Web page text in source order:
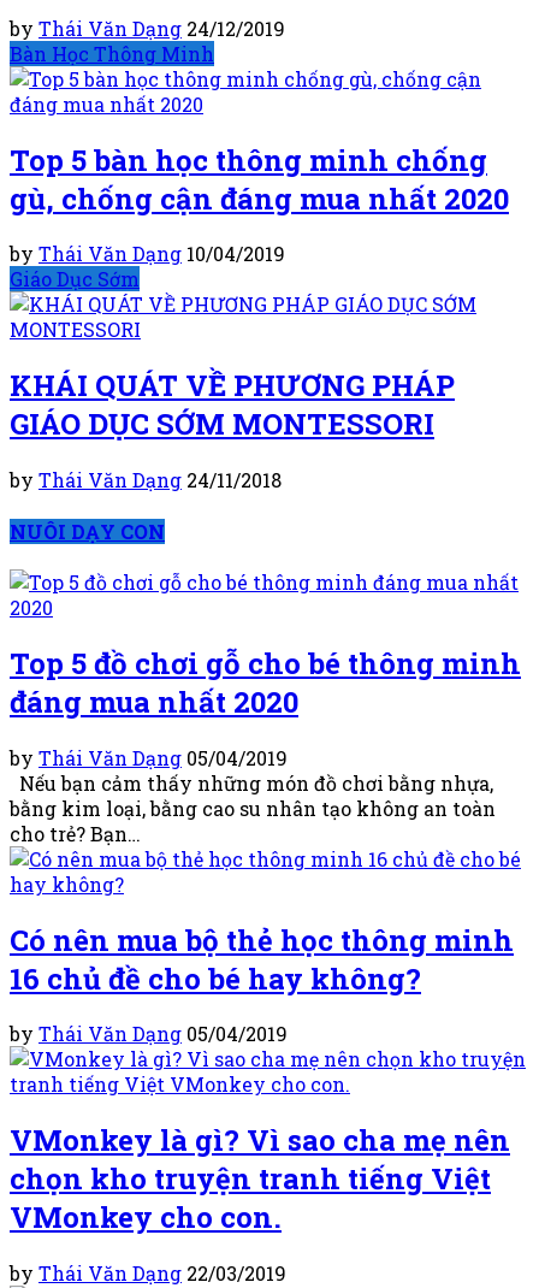
by Thái Văn Dạng 24/12/2019
Bàn Học Thông Minh
Top 5 bàn học thông minh chống
gù, chống cận đáng mua nhất 2020
by Thái Văn Dạng 10/04/2019
Giáo Dục Sớm
KHÁI QUÁT VỀ PHƯƠNG PHÁP
GIÁO DỤC SỚM MONTESSORI
by Thái Văn Dạng 24/11/2018
NUÔI DẠY CON
Top 5 đồ chơi gỗ cho bé thông minh
đáng mua nhất 2020
by Thái Văn Dạng 05/04/2019
Nếu bạn cảm thấy những món đồ chơi bằng nhựa,
bằng kim loại, bằng cao su nhân tạo không an toàn
cho trẻ? Bạn…
Có nên mua bộ thẻ học thông minh
16 chủ đề cho bé hay không?
by Thái Văn Dạng 05/04/2019
VMonkey là gì? Vì sao cha mẹ nên
chọn kho truyện tranh tiếng Việt
VMonkey cho con.
by Thái Văn Dạng 22/03/2019